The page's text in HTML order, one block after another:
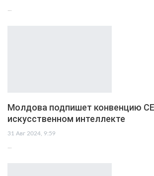
…
Молдова подпишет конвенцию
искусственном интеллекте
31 Авг 2024, 9:59